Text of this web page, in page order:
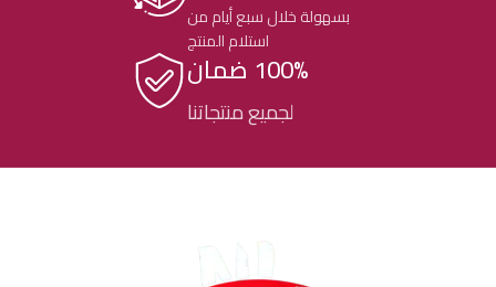
بسهولة خلال سبع أيام من
استلام المنتج
100% ضمان
لجميع منتجاتنا